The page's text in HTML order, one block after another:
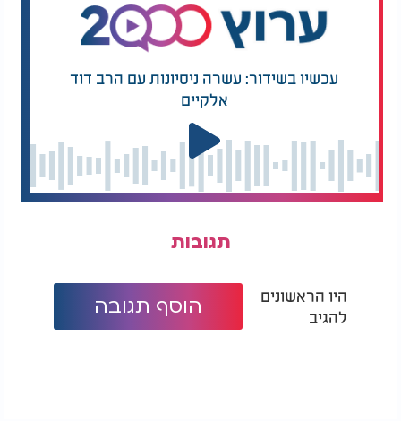
עכשיו בשידור: עשרה ניסיונות עם הרב דוד
אלקיים
תגובות
היו הראשונים
להגיב
הוסף תגובה